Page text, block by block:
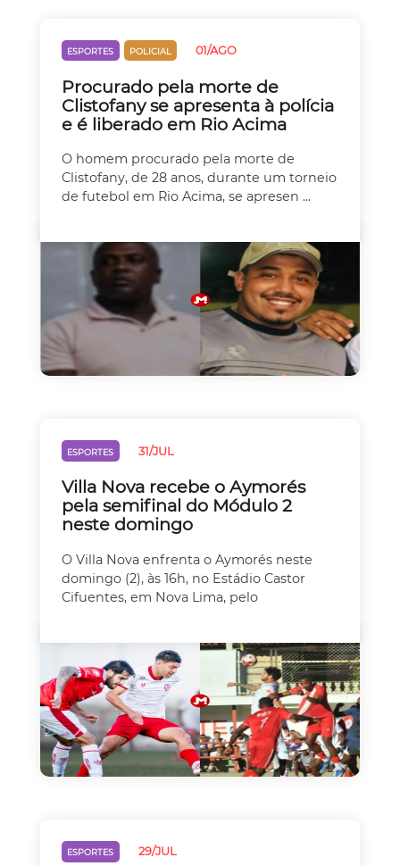
ESPORTES POLICIAL 01/AGO
Procurado pela morte de
Clistofany se apresenta à polícia
e é liberado em Rio Acima
O homem procurado pela morte de
Clistofany, de 28 anos, durante um torneio
de futebol em Rio Acima, se apresen ...
ESPORTES 31/JUL
Villa Nova recebe o Aymorés
pela semifinal do Módulo 2
neste domingo
O Villa Nova enfrenta o Aymorés neste
domingo (2), às 16h, no Estádio Castor
Cifuentes, em Nova Lima, pelo
ESPORTES 29/JUL